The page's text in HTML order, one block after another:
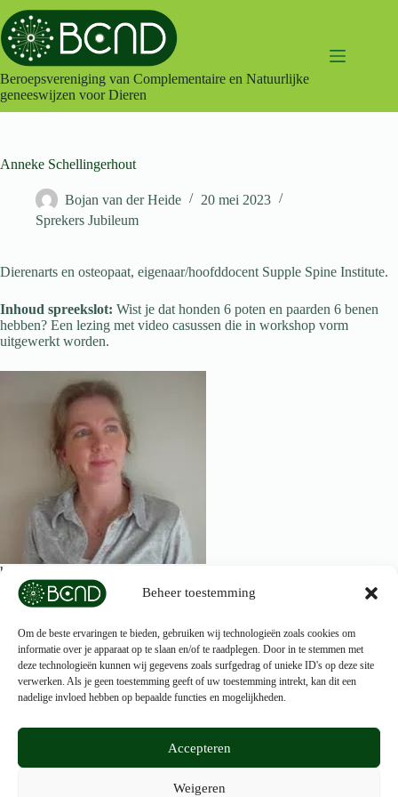
Beheer toestemming
Om de beste ervaringen te bieden, gebruiken wij technologieën zoals cookies om
informatie over je apparaat op te slaan en/of te raadplegen. Door in te stemmen met
deze technologieën kunnen wij gegevens zoals surfgedrag of unieke ID's op deze site
verwerken. Als je geen toestemming geeft of uw toestemming intrekt, kan dit een
nadelige invloed hebben op bepaalde functies en mogelijkheden.
Accepteren
Weigeren
naar
de
inhoud
Beroepsvereniging van Complementaire en Natuurlijke
geneeswijzen voor Dieren
Anneke Schellingerhout
Bojan van der Heide
20 mei 2023
Sprekers Jubileum
Dierenarts en osteopaat, eigenaar/hoofddocent Supple Spine Institute.
Inhoud spreekslot: Wist je dat honden 6 poten en paarden 6 benen
hebben? Een lezing met video casussen die in workshop vorm
uitgewerkt worden.
https://institute.supplespine.nl/